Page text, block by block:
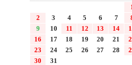
2
3 4 5 6 7
9
10 11 12 13 14
16
17 18 19 20 21
23
24 25 26 27 28
30
31